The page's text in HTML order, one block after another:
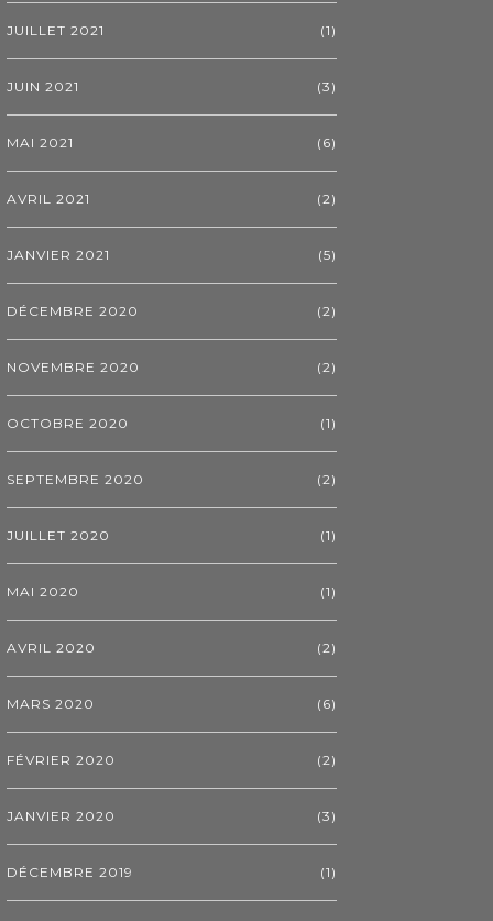
JUILLET 2021 (1)
JUIN 2021 (3)
MAI 2021 (6)
AVRIL 2021 (2)
JANVIER 2021 (5)
DÉCEMBRE 2020 (2)
NOVEMBRE 2020 (2)
OCTOBRE 2020 (1)
SEPTEMBRE 2020 (2)
JUILLET 2020 (1)
MAI 2020 (1)
AVRIL 2020 (2)
MARS 2020 (6)
FÉVRIER 2020 (2)
JANVIER 2020 (3)
DÉCEMBRE 2019 (1)